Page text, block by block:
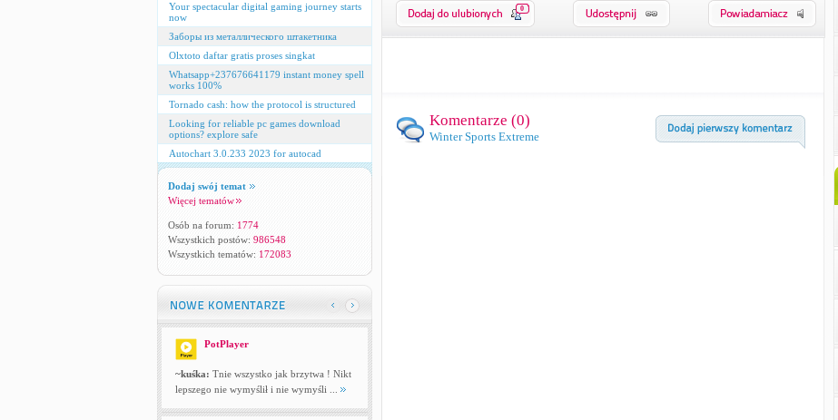
Your spectacular digital gaming journey starts
now
Заборы из металлического штакетника
Olxtoto daftar gratis proses singkat
Whatsapp+237676641179 instant money spell
works 100%
Tornado cash: how the protocol is structured
Looking for reliable pc games download
options? explore safe
Autochart 3.0.233 2023 for autocad
Dodaj swój temat
Więcej tematów
Osób na forum: 1774
Wszystkich postów: 986548
Wszystkich tematów: 172083
PotPlayer
~kuśka: Tnie wszystko jak brzytwa ! Nikt
lepszego nie wymyślił i nie wymyśli ...
0
Komentarze (0)
Winter Sports Extreme